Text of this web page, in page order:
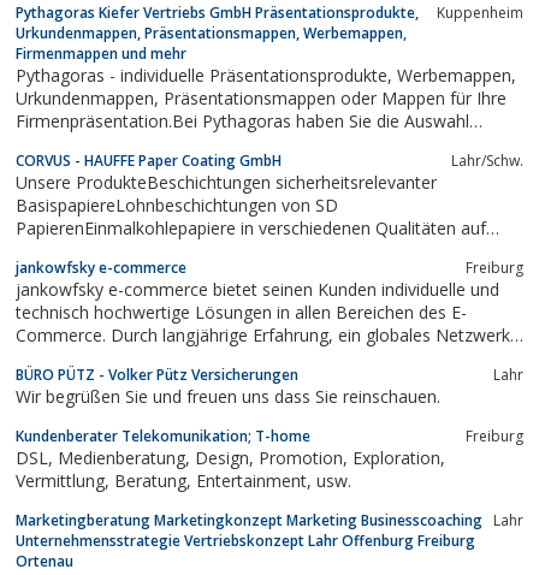
Gebieten: Börse | Finanzen | Gesundheit | Management |
Weiterbildung.
Pythagoras Kiefer Vertriebs GmbH Präsentationsprodukte,
Urkundenmappen, Präsentationsmappen, Werbemappen,
Firmenmappen und mehr
Kuppenheim
Pythagoras - individuelle Präsentationsprodukte, Werbemappen,
Urkundenmappen, Präsentationsmappen oder Mappen für Ihre
Firmenpräsentation.Bei Pythagoras haben Sie die Auswahl
individuellen Lösung.Die Präsentationsmappen von Pythagoras
sind das ideale Produkt...
CORVUS - HAUFFE Paper Coating GmbH Lahr/Schw.
Unsere ProdukteBeschichtungen sicherheitsrelevanter
BasispapiereLohnbeschichtungen von SD
PapierenEinmalkohlepapiere in verschiedenen Qualitäten auf
Kassenblockpapieremechan. Durchschreibpapiere in
verschiedenen FarbenKopierpapiere für Schneid- und
Stanzformenabdrücke...
jankowfsky e-commerce Freiburg
jankowfsky e-commerce bietet seinen Kunden individuelle und
technisch hochwertige Lösungen in allen Bereichen des E-
Commerce. Durch langjährige Erfahrung, ein globales Netzwerk
Bedürfnisse der Kunden eingegangen werden. Vom ersten
Konzept, über die Realisierung bis hin zur...
BÜRO PÜTZ - Volker Pütz Versicherungen Lahr
Wir begrüßen Sie und freuen uns dass Sie reinschauen.
Kundenberater Telekomunikation; T-home Freiburg
DSL, Medienberatung, Design, Promotion, Exploration,
Vermittlung, Beratung, Entertainment, usw.
Marketingberatung Marketingkonzept Marketing Businesscoaching
Unternehmensstrategie Vertriebskonzept Lahr Offenburg Freiburg
Ortenau
Lahr